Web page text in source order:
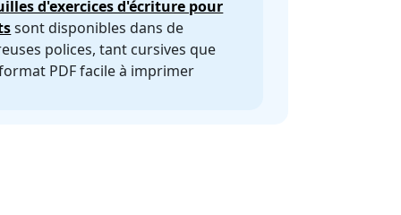
d'exercices d'écriture pour
sont disponibles dans de
polices, tant cursives que
PDF facile à imprimer